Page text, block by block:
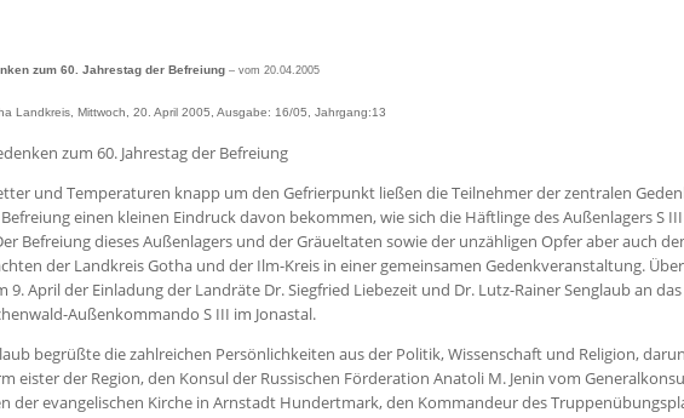
zum 60. Jahrestag der Befreiung– vom 20.04.2005
Landkreis, Mittwoch, 20. April 2005, Ausgabe: 16/05, Jahrgang:13
zum 60. Jahrestag der Befreiung
und Temperaturen knapp um den Gefrierpunkt ließen die Teilnehmer der zentralen
Befreiung einen kleinen Eindruck davon bekommen, wie sich die Häftlinge des Außenlagers S
Befreiung dieses Außenlagers und der Gräueltaten sowie der unzähligen Opfer aber auch
der Landkreis Gotha und der Ilm-Kreis in einer gemeinsamen Gedenkveranstaltung.
9. April der Einladung der Landräte Dr. Siegfried Liebezeit und Dr. Lutz-Rainer Senglaub an
Außenkommando S III im Jonastal.
begrüßte die zahlreichen Persönlichkeiten aus der Politik, Wissenschaft und Religion,
eister der Region, den Konsul der Russischen Förderation Anatoli M. Jenin vom
der evangelischen Kirche in Arnstadt Hundertmark, den Kommandeur des